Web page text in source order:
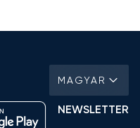
MAGYAR
NEWSLETTER